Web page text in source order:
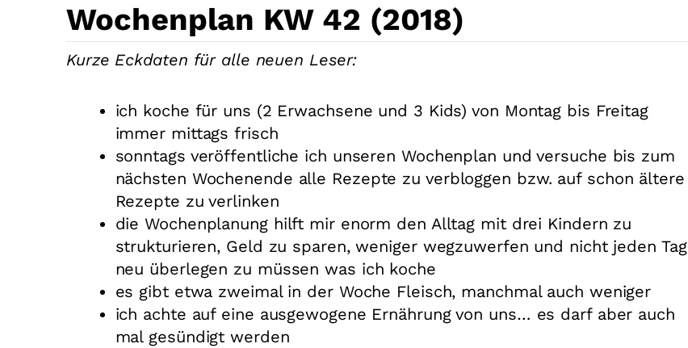
Wochenplan KW 42 (2018)
Kurze Eckdaten für alle neuen Leser:
ich koche für uns (2 Erwachsene und 3 Kids) von Montag bis Freitag
immer mittags frisch
sonntags veröffentliche ich unseren Wochenplan und versuche bis zum
nächsten Wochenende alle Rezepte zu verbloggen bzw. auf schon ältere
Rezepte zu verlinken
die Wochenplanung hilft mir enorm den Alltag mit drei Kindern zu
strukturieren, Geld zu sparen, weniger wegzuwerfen und nicht jeden Tag
neu überlegen zu müssen was ich koche
es gibt etwa zweimal in der Woche Fleisch, manchmal auch weniger
ich achte auf eine ausgewogene Ernährung von uns… es darf aber auch
mal gesündigt werden